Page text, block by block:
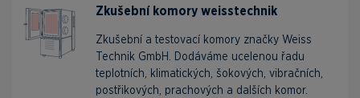
Zkušební komory weisstechnik
Zkušební a testovací komory značky Weiss
Technik GmbH. Dodáváme ucelenou řadu
teplotních, klimatických, šokových, vibračních,
postřikových, prachových a dalších komor.